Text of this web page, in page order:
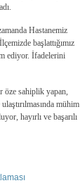
Hastanemiz
başlattığımız
ediyor. İfadelerini
öze sahiplik yapan,
mühim
hayırlı ve başarılı